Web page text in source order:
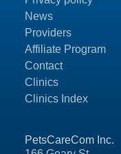
PetsCareCom Inc.
News
Providers
Affiliate Program
Contact
Clinics
Clinics Index